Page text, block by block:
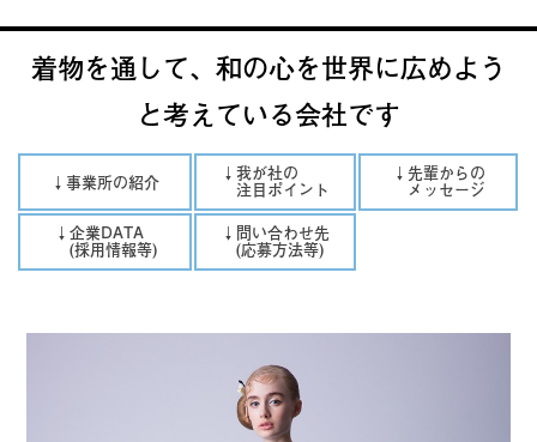
着物を通して、和の心を世界に広めよう
と考えている会社です
↓事業所の紹介 ↓我が社の
注目ポイント
↓先輩からの
メッセージ
↓企業DATA
(採用情報等)
↓問い合わせ先
(応募方法等)